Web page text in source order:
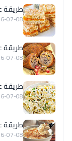
طريقة
07-08
طريقة
07-08
طريقة
07-08
طريقة
07-08